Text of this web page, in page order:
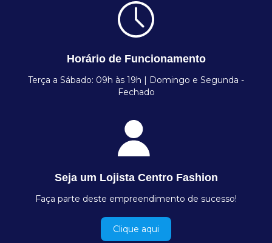
Horário de Funcionamento
Terça a Sábado: 09h às 19h | Domingo e Segunda -
Fechado
Seja um Lojista Centro Fashion
Faça parte deste empreendimento de sucesso!
Clique aqui